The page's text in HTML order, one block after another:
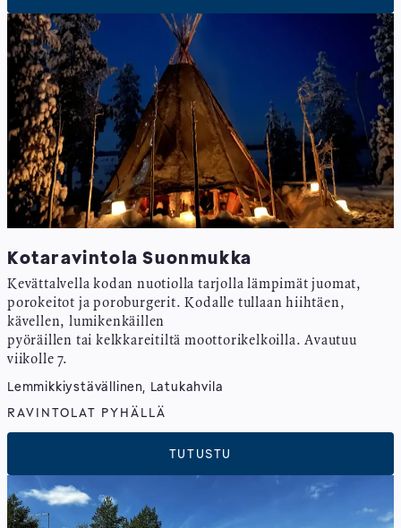
Kotaravintola Suonmukka
Kevättalvella kodan nuotiolla tarjolla lämpimät juomat,
porokeitot ja poroburgerit. Kodalle tullaan hiihtäen,
kävellen, lumikenkäillen
pyöräillen tai kelkkareitiltä moottorikelkoilla. Avautuu
viikolle 7.
Lemmikkiystävällinen, Latukahvila
RAVINTOLAT PYHÄLLÄ
TUTUSTU